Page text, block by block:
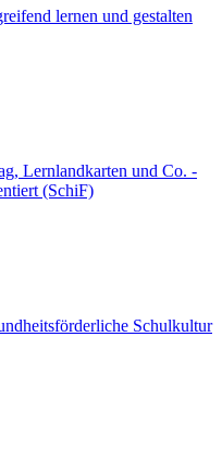
lernen und gestalten
Lernlandkarten und Co. -
(SchiF)
Schulkultur